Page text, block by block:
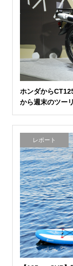
ホンダから
から週末のツー
レポート